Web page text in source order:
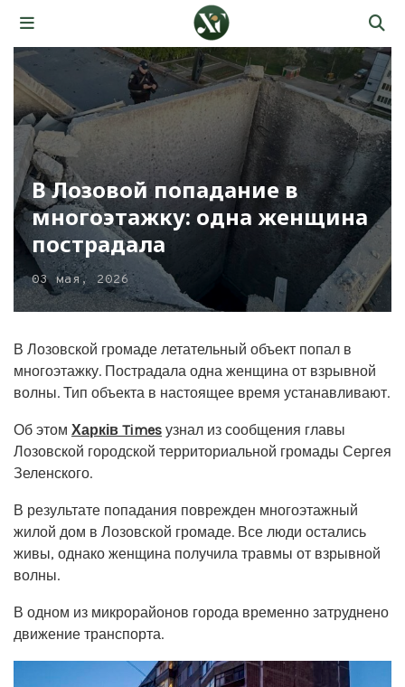
В Лозовой попадание в
многоэтажку: одна женщина
пострадала
03 мая, 2026
В Лозовской громаде летательный объект попал в
многоэтажку. Пострадала одна женщина от взрывной
волны. Тип объекта в настоящее время устанавливают.
Об этом Харків Times узнал из сообщения главы
Лозовской городской территориальной громады Сергея
Зеленского.
В результате попадания поврежден многоэтажный
жилой дом в Лозовской громаде. Все люди остались
живы, однако женщина получила травмы от взрывной
волны.
В одном из микрорайонов города временно затруднено
движение транспорта.